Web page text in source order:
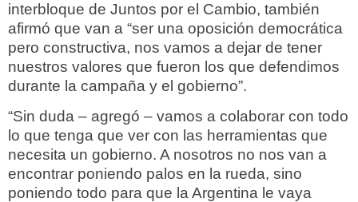
interbloque de Juntos por el Cambio, también
afirmó que van a “ser una oposición democrática
pero constructiva, nos vamos a dejar de tener
nuestros valores que fueron los que defendimos
durante la campaña y el gobierno”.
“Sin duda – agregó – vamos a colaborar con todo
lo que tenga que ver con las herramientas que
necesita un gobierno. A nosotros no nos van a
encontrar poniendo palos en la rueda, sino
poniendo todo para que la Argentina le vaya